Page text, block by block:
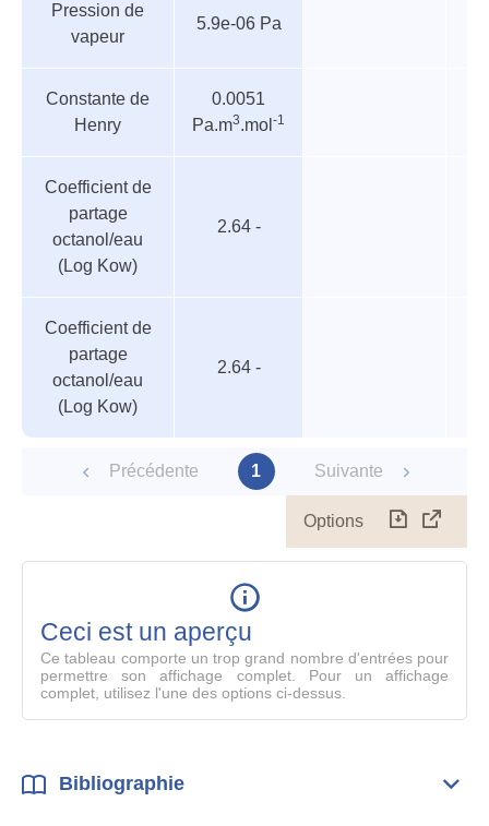
Pression de
vapeur
5.9e-06 Pa
Constante de
Henry
0.0051
Pa.m3.mol -1
Coefficient de
partage
octanol/eau
(Log Kow)
2.64 -
Coefficient de
partage
octanol/eau
(Log Kow)
2.64 -
Précédente 1 Suivante
Options
le
Ceci est un aperçu
Ce tableau comporte un trop grand nombre d'entrées pour
permettre son affichage complet. Pour un affichage
complet, utilisez l'une des options ci-dessus.
Bibliographie